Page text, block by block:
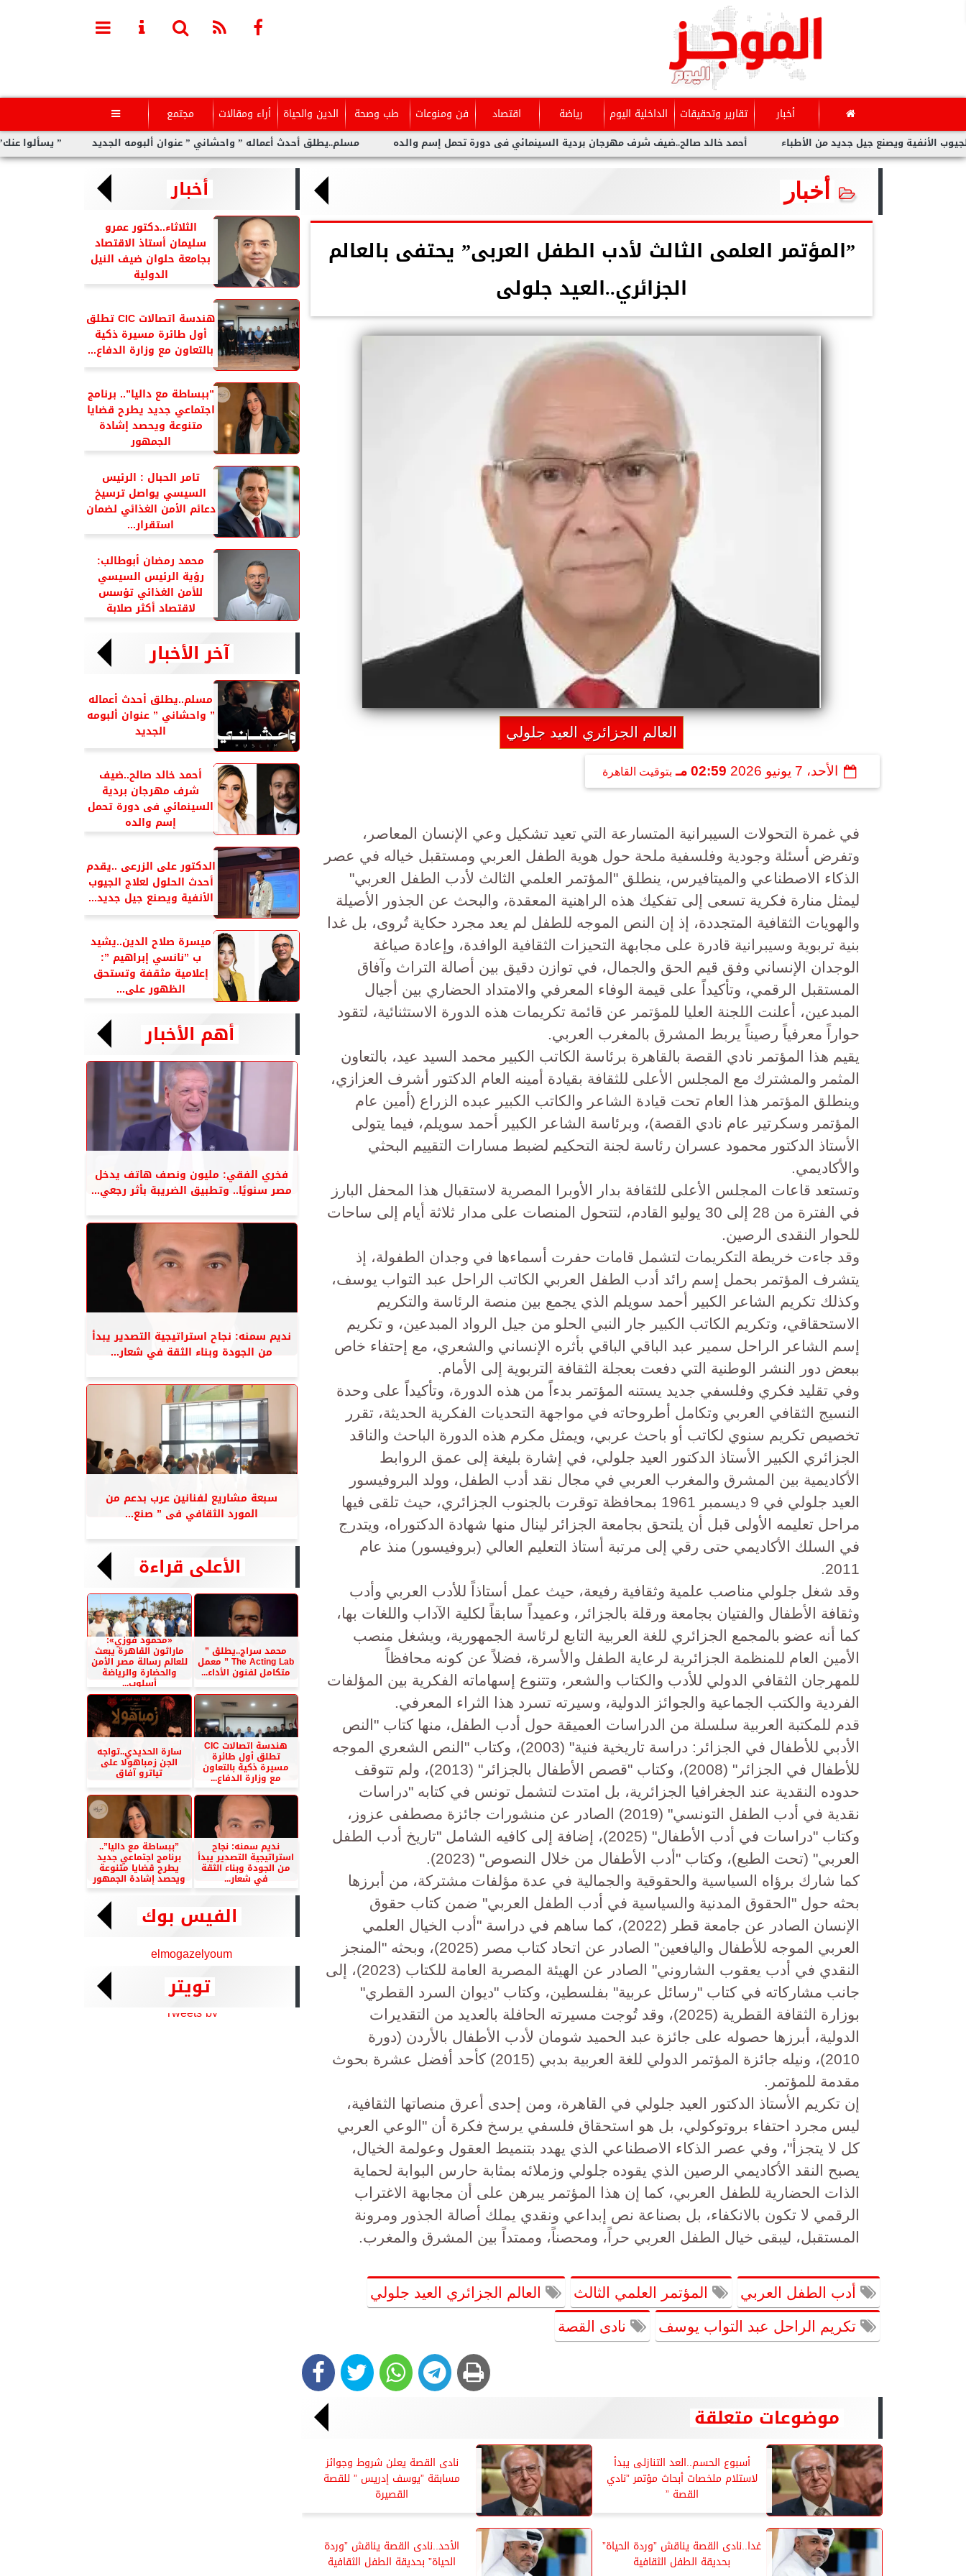
أخبار تقارير وتحقيقات الداخلية اليوم رياضة اقتصاد فن ومنوعات طب وصحة الدين والحياة أراء ومقالات مجتمع 
” يسألوا عنك” أولى مفاجآت مسلم..يطلق أحدث أعماله ” واحشاني ” عنوان ألبومه الجديد أحمد خالد صالح..ضيف شرف مهرجان بردية السينمائي فى دورة تحمل إسم والده ويصنع جيل جديد من الأطباء
أخبار
”المؤتمر العلمى الثالث لأدب الطفل العربى” يحتفى بالعالم
الجزائري..العيد جلولى
العالم الجزائري العيد جلولي
الأحد، 7 يونيو 2026 02:59 مـ بتوقيت القاهرة
​في غمرة التحولات السيبرانية المتسارعة التي تعيد تشكيل وعي الإنسان المعاصر،
وتفرض أسئلة وجودية وفلسفية ملحة حول هوية الطفل العربي ومستقبل خياله في عصر
الذكاء الاصطناعي والميتافيرس، ينطلق "المؤتمر العلمي الثالث لأدب الطفل العربي"
ليمثل منارة فكرية تسعى إلى تفكيك هذه الراهنية المعقدة، والبحث عن الجذور الأصيلة
والهويات الثقافية المتجددة، إذ إن النص الموجه للطفل لم يعد مجرد حكاية تُروى، بل غدا
بنية تربوية وسيبرانية قادرة على مجابهة التحيزات الثقافية الوافدة، وإعادة صياغة
الوجدان الإنساني وفق قيم الحق والجمال، في توازن دقيق بين أصالة التراث وآفاق
المستقبل الرقمي، وتأكيداً على قيمة الوفاء المعرفي والامتداد الحضاري بين أجيال
المبدعين، أعلنت اللجنة العليا للمؤتمر عن قائمة تكريمات هذه الدورة الاستثنائية، لتقود
حواراً معرفياً رصيناً يربط المشرق بالمغرب العربي.
​يقيم هذا المؤتمر نادي القصة بالقاهرة برئاسة الكاتب الكبير محمد السيد عيد، بالتعاون
المثمر والمشترك مع المجلس الأعلى للثقافة بقيادة أمينه العام الدكتور أشرف العزازي،
وينطلق المؤتمر هذا العام تحت قيادة الشاعر والكاتب الكبير عبده الزراع (أمين عام
المؤتمر وسكرتير عام نادي القصة)، وبرئاسة الشاعر الكبير أحمد سويلم، فيما يتولى
الأستاذ الدكتور محمود عسران رئاسة لجنة التحكيم لضبط مسارات التقييم البحثي
والأكاديمي.
​وتستعد قاعات المجلس الأعلى للثقافة بدار الأوبرا المصرية لاستقبال هذا المحفل البارز
في الفترة من 28 إلى 30 يوليو القادم، لتتحول المنصات على مدار ثلاثة أيام إلى ساحات
للحوار النقدى الرصين.
​وقد جاءت خريطة التكريمات لتشمل قامات حفرت أسماءها في وجدان الطفولة، إذ ​
يتشرف المؤتمر بحمل إسم رائد أدب الطفل العربي الكاتب الراحل عبد التواب يوسف،
وكذلك ​تكريم الشاعر الكبير أحمد سويلم الذي يجمع بين منصة الرئاسة والتكريم
الاستحقاقي، و​تكريم الكاتب الكبير جار النبي الحلو من جيل الرواد المبدعين، و تكريم
إسم الشاعر الراحل سمير عبد الباقي الباقي بأثره الإنساني والشعري، مع إحتفاء خاص
ببعض دور النشر الوطنية التي دفعت بعجلة الثقافة التربوية إلى الأمام.
​وفي تقليد فكري وفلسفي جديد يستنه المؤتمر بدءاً من هذه الدورة، وتأكيداً على وحدة
النسيج الثقافي العربي وتكامل أطروحاته في مواجهة التحديات الفكرية الحديثة، تقرر
تخصيص تكريم سنوي لكاتب أو باحث عربي، ويمثل مكرم هذه الدورة الباحث والناقد
الجزائري الكبير الأستاذ الدكتور العيد جلولي، في إشارة بليغة إلى عمق الروابط
الأكاديمية بين المشرق والمغرب العربي في مجال نقد أدب الطفل، و​ولد البروفيسور
العيد جلولي في 9 ديسمبر 1961 بمحافظة توقرت بالجنوب الجزائري، حيث تلقى فيها
مراحل تعليمه الأولى قبل أن يلتحق بجامعة الجزائر لينال منها شهادة الدكتوراه، ويتدرج
في السلك الأكاديمي حتى رقي إلى مرتبة أستاذ التعليم العالي (بروفيسور) منذ عام
2011.
​وقد شغل جلولي مناصب علمية وثقافية رفيعة، حيث عمل أستاذاً للأدب العربي وأدب
وثقافة الأطفال والفتيان بجامعة ورقلة بالجزائر، وعميداً سابقاً لكلية الآداب واللغات بها،
كما أنه عضو بالمجمع الجزائري للغة العربية التابع لرئاسة الجمهورية، ويشغل منصب
الأمين العام للمنظمة الجزائرية لرعاية الطفل والأسرة، فضلاً عن كونه محافظاً
للمهرجان الثقافي الدولي للأدب والكتاب والشعر، ​وتتنوع إسهاماته الفكرية بين المؤلفات
الفردية والكتب الجماعية والجوائز الدولية، وسيرته تسرد هذا الثراء المعرفي.
قدم للمكتبة العربية سلسلة من الدراسات العميقة حول أدب الطفل، منها كتاب "النص
الأدبي للأطفال في الجزائر: دراسة تاريخية فنية" (2003)، وكتاب "النص الشعري الموجه
للأطفال في الجزائر" (2008)، وكتاب "قصص الأطفال بالجزائر" (2013)، ولم تتوقف
حدوده النقدية عند الجغرافيا الجزائرية، بل امتدت لتشمل تونس في كتابه "دراسات
نقدية في أدب الطفل التونسي" (2019) الصادر عن منشورات جائزة مصطفى عزوز،
وكتاب "دراسات في أدب الأطفال" (2025)، إضافة إلى كافيه الشامل "تاريخ أدب الطفل
العربي" (تحت الطبع)، وكتاب "أدب الأطفال من خلال النصوص" (2023).
كما شارك برؤاه السياسية والحقوقية والجمالية في عدة مؤلفات مشتركة، من أبرزها
بحثه حول "الحقوق المدنية والسياسية في أدب الطفل العربي" ضمن كتاب حقوق
الإنسان الصادر عن جامعة قطر (2022)، كما ساهم في دراسة "أدب الخيال العلمي
العربي الموجه للأطفال واليافعين" الصادر عن اتحاد كتاب مصر (2025)، وبحثه "المنجز
النقدي في أدب يعقوب الشاروني" الصادر عن الهيئة المصرية العامة للكتاب (2023)، إلى
جانب مشاركاته في كتاب "رسائل عربية" بفلسطين، وكتاب "ديوان السرد القطري"
بوزارة الثقافة القطرية (2025)، وقد تُوجت مسيرته الحافلة بالعديد من التقديرات
الدولية، أبرزها حصوله على جائزة عبد الحميد شومان لأدب الأطفال بالأردن (دورة
2010)، ونيله جائزة المؤتمر الدولي للغة العربية بدبي (2015) كأحد أفضل عشرة بحوث
مقدمة للمؤتمر.
​إن تكريم الأستاذ الدكتور العيد جلولي في القاهرة، ومن إحدى أعرق منصاتها الثقافية،
ليس مجرد احتفاء بروتوكولي، بل هو استحقاق فلسفي يرسخ فكرة أن "الوعي العربي
كل لا يتجزأ"، وفي عصر الذكاء الاصطناعي الذي يهدد بتنميط العقول وعولمة الخيال،
يصبح النقد الأكاديمي الرصين الذي يقوده جلولي وزملائه بمثابة حارس البوابة لحماية
الذات الحضارية للطفل العربي، كما إن هذا المؤتمر يبرهن على أن مجابهة الاغتراب
الرقمي لا تكون بالانكفاء، بل بصناعة نص إبداعي ونقدي يملك أصالة الجذور ومرونة
المستقبل، ليبقى خيال الطفل العربي حراً، ومحصناً، وممتداً بين المشرق والمغرب.
أدب الطفل العربي المؤتمر العلمي الثالث العالم الجزائري العيد جلولي
تكريم الراحل عبد التواب يوسف نادى القصة
موضوعات متعلقة
أسبوع الحسم..العد التنازلى يبدأ
لاستلام ملخصات أبحاث مؤتمر ”نادي
القصة ”
نادى القصة يعلن شروط وجوائز
مسابقة ”يوسف إدريس ” للقصة
القصيرة
غدا..نادى القصة يناقش ”وردة الحياة”
بحديقة الطفل الثقافية
الأحد..نادى القصة يناقش ”وردة
الحياة” بحديقة الطفل الثقافية
أخبار
الثلاثاء..دكتور عمرو
سليمان أستاذ الاقتصاد
بجامعة حلوان ضيف النيل
الدولية
هندسة اتصالات CIC تطلق
أول طائرة مسيرة ذكية
بالتعاون مع وزارة الدفاع...
”ببساطة مع داليا”.. برنامج
اجتماعي جديد يطرح قضايا
متنوعة ويحصد إشادة
الجمهور
تامر الحبال : الرئيس
السيسي يواصل ترسيخ
دعائم الأمن الغذائي لضمان
استقرار...
محمد رمضان أبوطالب:
رؤية الرئيس السيسي
للأمن الغذائي تؤسس
لاقتصاد أكثر صلابة
آخر الأخبار
مسلم..يطلق أحدث أعماله
” واحشاني ” عنوان ألبومه
الجديد
أحمد خالد صالح..ضيف
شرف مهرجان بردية
السينمائي فى دورة تحمل
إسم والده
الدكتور على الزرعى ..يقدم
أحدث الحلول لعلاج الجيوب
الأنفية ويصنع جيل جديد...
ميسرة صلاح الدين..يشيد
ب ”نانسي إبراهيم ”:
إعلامية مثقفة وتستحق
الظهور على...
أهم الأخبار
فخري الفقي: مليون ونصف هاتف يدخل
مصر سنويًا.. وتطبيق الضريبة بأثر رجعي...
نديم سمنه: نجاح استراتيجية التصدير يبدأ
من الجودة وبناء الثقة في شعار...
سبعة مشاريع لفنانين عرب بدعم من
المورد الثقافي فى ” صنع...
الأعلى قراءة
محمد سراج..يطلق ”
The Acting Lab ” معمل
متكامل لفنون الأداء...
«محمود فوزي»:
ماراثون القاهرة يبعث
للعالم رسالة مصر الأمن
والحضارة والرياضة
أسلوب...
هندسة اتصالات CIC
تطلق أول طائرة
مسيرة ذكية بالتعاون
مع وزارة الدفاع...
سارة الحديدي..تواجه
الجن زمباهولا على
تياترو آفاق
نديم سمنه: نجاح
استراتيجية التصدير يبدأ
من الجودة وبناء الثقة
في شعار...
”ببساطة مع داليا”..
برنامج اجتماعي جديد
يطرح قضايا متنوعة
ويحصد إشادة الجمهور
الفيس بوك
elmogazelyoum
تويتر
Tweets by